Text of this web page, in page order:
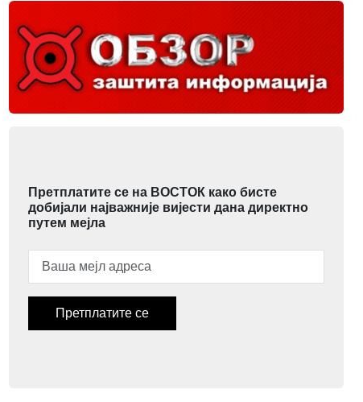
Претплатите се на ВОСТОК како бисте
добијали најважније вијести дана директно
путем мејла
Претплатите се